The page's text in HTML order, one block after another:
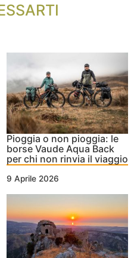
Pioggia o non pioggia: le
borse Vaude Aqua Back
per chi non rinvia il viaggio
9 Aprile 2026